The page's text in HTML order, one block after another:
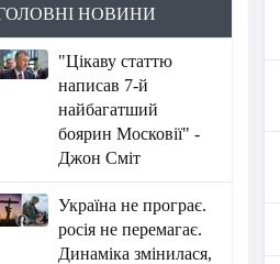
НОВИНИ
"Цікаву статтю
написав 7-й
найбагатший
боярин Московії" -
Джон Сміт
Україна не програє.
росія не перемагає.
Динаміка змінилася,